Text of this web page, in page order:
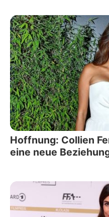
Hoffnung: Collien
eine neue